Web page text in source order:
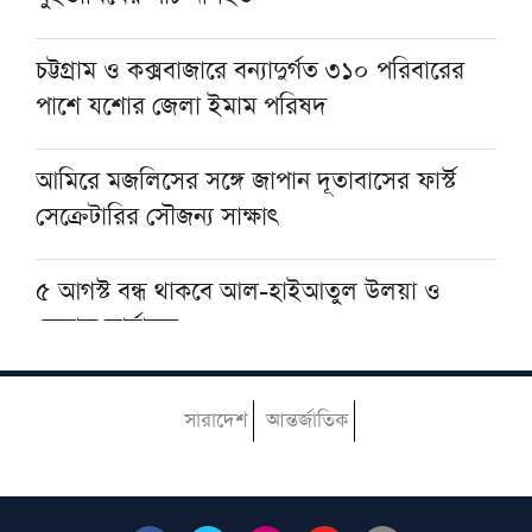
সিরাতের ওপর সাধারণ জ্ঞান প্রতিযোগিতা,
ওমরাহসহ ৫ লক্ষাধিক টাকার পুরস্কার
চট্টগ্রাম ও কক্সবাজারে বন্যাদুর্গত ৩১০ পরিবারের
পাশে যশোর জেলা ইমাম পরিষদ
আমিরে মজলিসের সঙ্গে জাপান দূতাবাসের ফার্স্ট
সেক্রেটারির সৌজন্য সাক্ষাৎ
৫ আগস্ট বন্ধ থাকবে আল-হাইআতুল উলয়া ও
বেফাক কার্যালয়
হেজবুত তাওহীদ কেন ভ্রান্ত, কী তাদের আকিদা
সারাদেশ আন্তর্জাতিক